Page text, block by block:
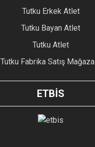
Tutku Erkek Atlet
Tutku Bayan Atlet
Tutku Atlet
Tutku Fabrika Satış
ETBİS